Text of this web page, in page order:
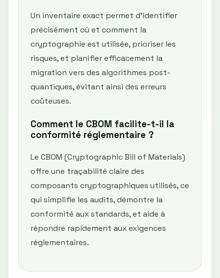
Un inventaire exact permet d'identifier
précisément où et comment la
cryptographie est utilisée, prioriser les
risques, et planifier efficacement la
migration vers des algorithmes post-
quantiques, évitant ainsi des erreurs
coûteuses.
Comment le CBOM facilite-t-il la
conformité réglementaire ?
Le CBOM (Cryptographic Bill of Materials)
offre une traçabilité claire des
composants cryptographiques utilisés, ce
qui simplifie les audits, démontre la
conformité aux standards, et aide à
répondre rapidement aux exigences
réglementaires.